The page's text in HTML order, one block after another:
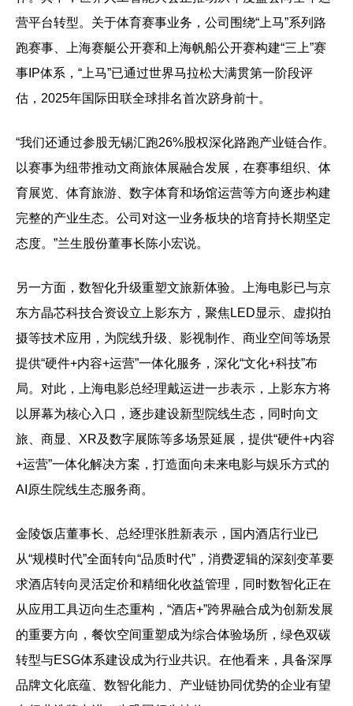
营平台转型。关于体育赛事业务，公司围绕“上马”系列路
跑赛事、上海赛艇公开赛和上海帆船公开赛构建“三上”赛
事IP体系，“上马”已通过世界马拉松大满贯第一阶段评
估，2025年国际田联全球排名首次跻身前十。
“我们还通过参股无锡汇跑26%股权深化路跑产业链合作。
以赛事为纽带推动文商旅体展融合发展，在赛事组织、体
育展览、体育旅游、数字体育和场馆运营等方向逐步构建
完整的产业生态。公司对这一业务板块的培育持长期坚定
态度。”兰生股份董事长陈小宏说。
另一方面，数智化升级重塑文旅新体验。上海电影已与京
东方晶芯科技合资设立上影东方，聚焦LED显示、虚拟拍
摄等技术应用，为院线升级、影视制作、商业空间等场景
提供“硬件+内容+运营”一体化服务，深化“文化+科技”布
局。对此，上海电影总经理戴运进一步表示，上影东方将
以屏幕为核心入口，逐步建设新型院线生态，同时向文
旅、商显、XR及数字展陈等多场景延展，提供“硬件+内容
+运营”一体化解决方案，打造面向未来电影与娱乐方式的
AI原生院线生态服务商。
金陵饭店董事长、总经理张胜新表示，国内酒店行业已
从“规模时代”全面转向“品质时代”，消费逻辑的深刻变革要
求酒店转向灵活定价和精细化收益管理，同时数智化正在
从应用工具迈向生态重构，“酒店+”跨界融合成为创新发展
的重要方向，餐饮空间重塑成为综合体验场所，绿色双碳
转型与ESG体系建设成为行业共识。在他看来，具备深厚
品牌文化底蕴、数智化能力、产业链协同优势的企业有望